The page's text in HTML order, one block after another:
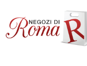
contenuto